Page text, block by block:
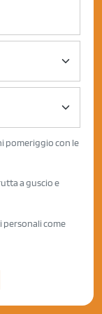
pomeriggio con le
a guscio e
personali come